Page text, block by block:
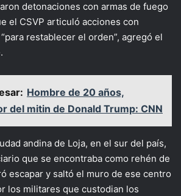
detonaciones con armas de fuego
el CSVP articuló acciones con
restablecer el orden”, agregó el
Hombre de 20 años,
del mitin de Donald Trump: CNN
andina de Loja, en el sur del país,
que se encontraba como rehén de
escapar y saltó el muro de ese centro
los militares que custodian los